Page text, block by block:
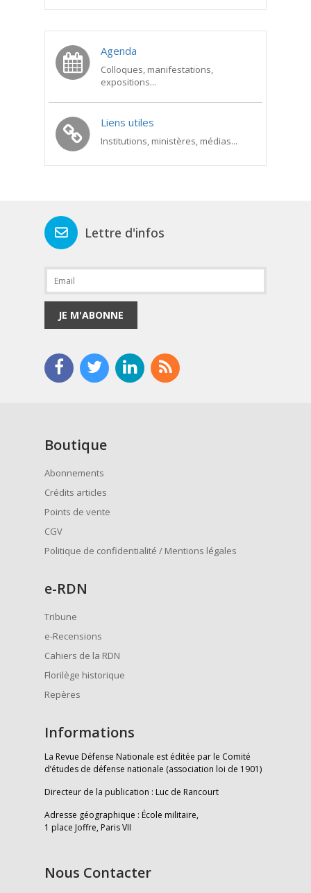
Agenda
Colloques, manifestations,
expositions...
Liens utiles
Institutions, ministères, médias...
Lettre d'infos
JE M'ABONNE
Boutique
Abonnements
Crédits articles
Points de vente
CGV
Politique de confidentialité / Mentions légales
e-RDN
Tribune
e-Recensions
Cahiers de la RDN
Florilège historique
Repères
Informations
La Revue Défense Nationale est éditée par le Comité
d’études de défense nationale (association loi de 1901)
Directeur de la publication : Luc de Rancourt
Adresse géographique : École militaire,
1 place Joffre, Paris VII
Nous Contacter